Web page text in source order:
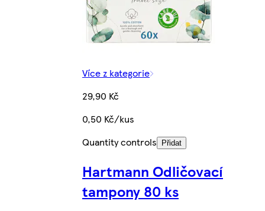
Více z kategorie
29,90 Kč
0,50 Kč/kus
Quantity controls
Přidat
Hartmann Odličovací
tampony 80 ks